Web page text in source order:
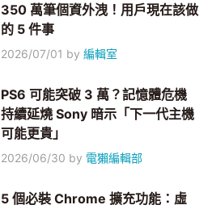
350 萬筆個資外洩！用戶現在該做
的 5 件事
2026/07/01 by編輯室
PS6 可能突破 3 萬？記憶體危機
持續延燒 Sony 暗示「下一代主機
可能更貴」
2026/06/30 by 電獺編輯部
5 個必裝 Chrome 擴充功能：虛